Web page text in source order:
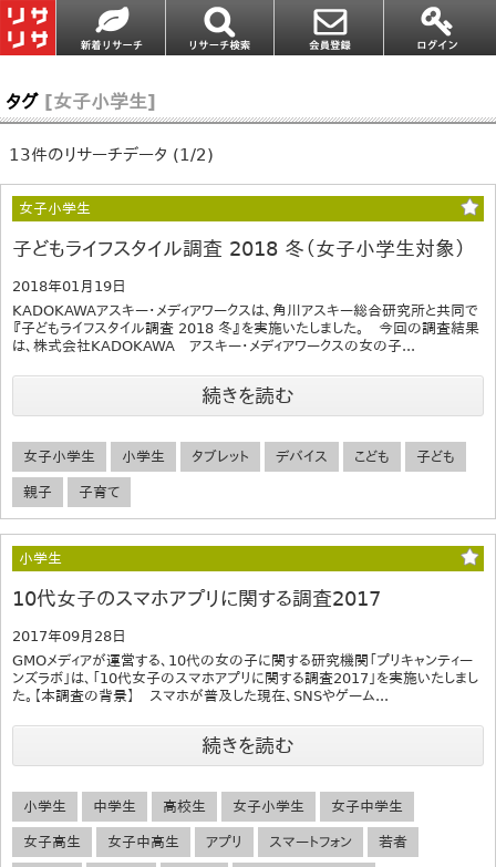
タグ [女子小学生]
13件のリサーチデータ (1/2)
女子小学生
子どもライフスタイル調査 2018 冬（女子小学生対象）
2018年01月19日
KADOKAWAアスキー・メディアワークスは、角川アスキー総合研究所と共同で
『子どもライフスタイル調査 2018 冬』を実施いたしました。 今回の調査結果
は、株式会社KADOKAWA アスキー・メディアワークスの女の子...
続きを読む
女子小学生 小学生 タブレット デバイス こども 子ども
親子 子育て
小学生
10代女子のスマホアプリに関する調査2017
2017年09月28日
GMOメディアが運営する、10代の女の子に関する研究機関「プリキャンティー
ンズラボ」は、「10代女子のスマホアプリに関する調査2017」を実施いたしまし
た。【本調査の背景】 スマホが普及した現在、SNSやゲーム...
続きを読む
小学生 中学生 高校生 女子小学生 女子中学生
女子高生 女子中高生 アプリ スマートフォン 若者